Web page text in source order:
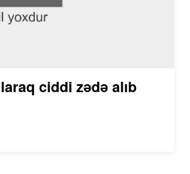
ciddi zədə alıb